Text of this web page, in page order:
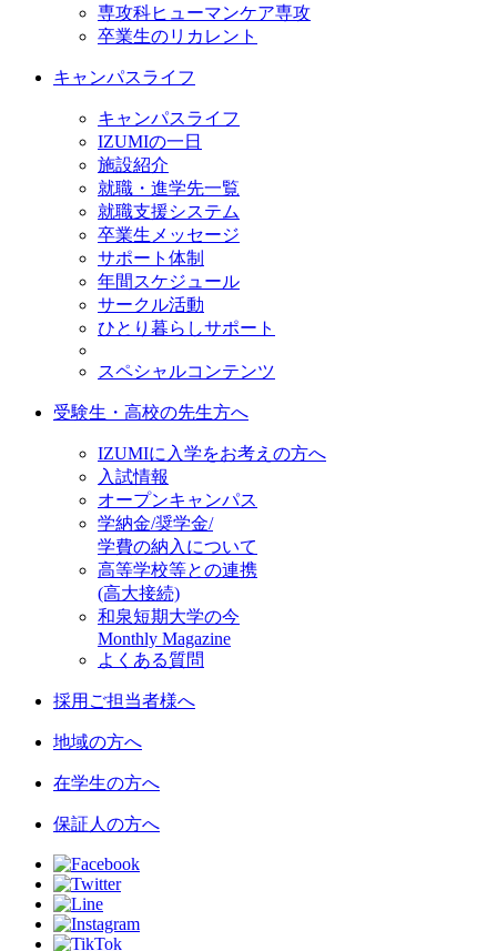
専攻科ヒューマンケア専攻
卒業生のリカレント
キャンパスライフ
キャンパスライフ
IZUMIの一日
施設紹介
就職・進学先一覧
就職支援システム
卒業生メッセージ
サポート体制
年間スケジュール
サークル活動
ひとり暮らしサポート
スペシャルコンテンツ
受験生・高校の先生方へ
IZUMIに入学をお考えの方へ
入試情報
オープンキャンパス
学納金/奨学金/
学費の納入について
高等学校等との連携
(高大接続)
和泉短期大学の今
Monthly Magazine
よくある質問
採用ご担当者様へ
地域の方へ
在学生の方へ
保証人の方へ